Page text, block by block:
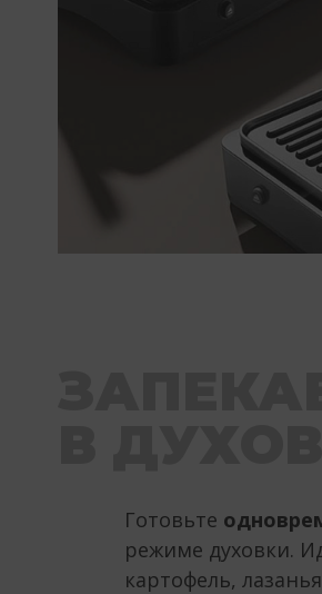
Готовьте
режиме духовки.
картофель,